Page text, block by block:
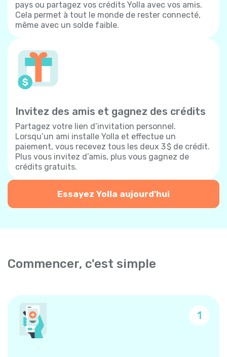
pays ou partagez vos crédits Yolla avec vos amis.
Cela permet à tout le monde de rester connecté,
même avec un solde faible.
Invitez des amis et gagnez des crédits
Partagez votre lien d’invitation personnel.
Lorsqu’un ami installe Yolla et effectue un
paiement, vous recevez tous les deux 3 $ de crédit.
Plus vous invitez d’amis, plus vous gagnez de
crédits gratuits.
Essayez Yolla aujourd'hui
Commencer, c'est simple
1